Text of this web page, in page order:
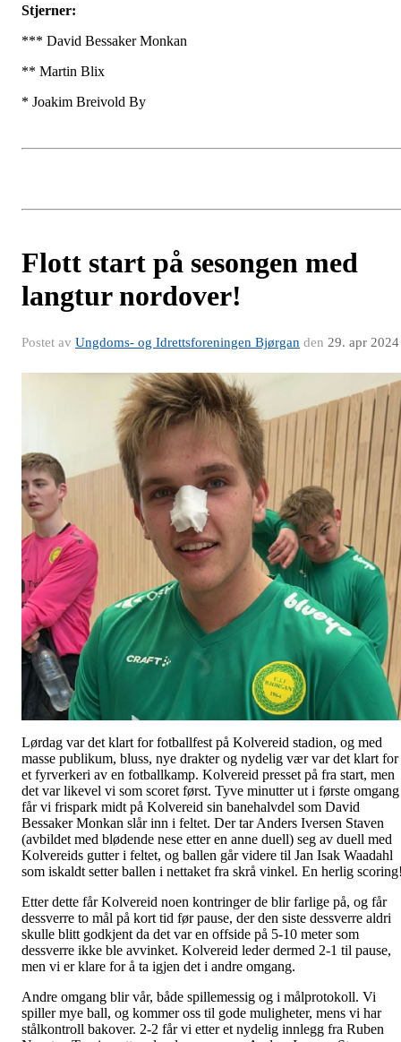
Stjerner:
*** David Bessaker Monkan
** Martin Blix
* Joakim Breivold By
Flott start på sesongen med
langtur nordover!
Postet av Ungdoms- og Idrettsforeningen Bjørgan den 29. apr 2024
Lørdag var det klart for fotballfest på Kolvereid stadion, og med
masse publikum, bluss, nye drakter og nydelig vær var det klart for
et fyrverkeri av en fotballkamp. Kolvereid presset på fra start, men
det var likevel vi som scoret først. Tyve minutter ut i første omgang
får vi frispark midt på Kolvereid sin banehalvdel som David
Bessaker Monkan slår inn i feltet. Der tar Anders Iversen Staven
(avbildet med blødende nese etter en anne duell) seg av duell med
Kolvereids gutter i feltet, og ballen går videre til Jan Isak Waadahl
som iskaldt setter ballen i nettaket fra skrå vinkel. En herlig
Etter dette får Kolvereid noen kontringer de blir farlige på, og får
dessverre to mål på kort tid før pause, der den siste dessverre aldri
skulle blitt godkjent da det var en offside på 5-10 meter som
dessverre ikke ble avvinket. Kolvereid leder dermed 2-1 til pause,
men vi er klare for å ta igjen det i andre omgang.
Andre omgang blir vår, både spillemessig og i målprotokoll. Vi
spiller mye ball, og kommer oss til gode muligheter, mens vi har
stålkontroll bakover. 2-2 får vi etter et nydelig innlegg fra Ruben